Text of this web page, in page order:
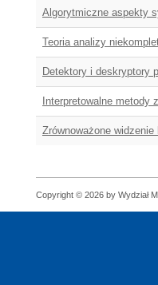
Algorytmiczne aspekty
Teoria analizy
Detektory i deskryptory
Interpretowalne
Zrównoważone
Copyright © 2026 by Wydział